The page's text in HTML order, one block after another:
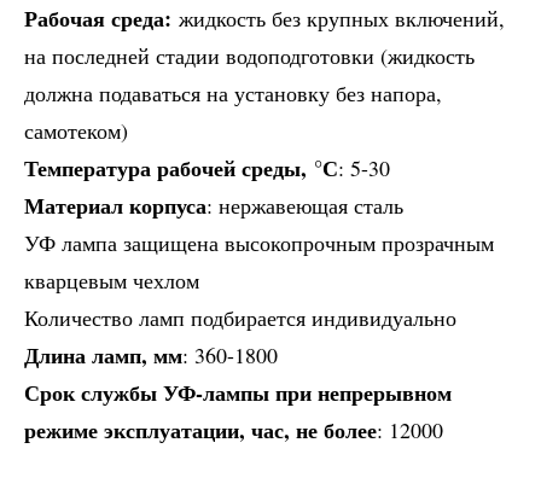
Рабочая среда: жидкость без крупных включений,
на последней стадии водоподготовки (жидкость
должна подаваться на установку без напора,
самотеком)
Температура рабочей среды, °С: 5-30
Материал корпуса: нержавеющая сталь
УФ лампа защищена высокопрочным прозрачным
кварцевым чехлом
Количество ламп подбирается индивидуально
Длина ламп, мм: 360-1800
Срок службы УФ-лампы при непрерывном
режиме эксплуатации, час, не более: 12000